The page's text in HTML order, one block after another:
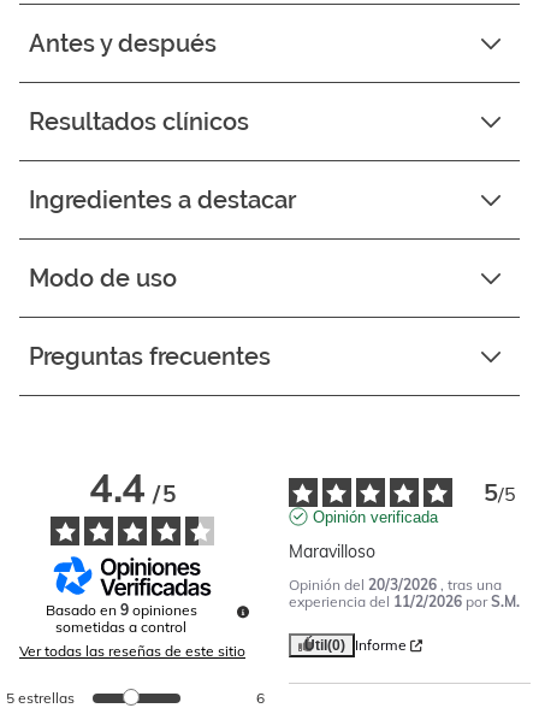
Antes y después
Resultados clínicos
Ingredientes a destacar
Modo de uso
Preguntas frecuentes
4.4/5
Basado en 9 opiniones
sometidas a control
Ver todas las reseñas de este sitio
5 estrellas
6
5/5
Opinión verificada
Maravilloso
Opinión del 20/3/2026 , tras una
experiencia del 11/2/2026 porS.M.
Útil (0) Informe